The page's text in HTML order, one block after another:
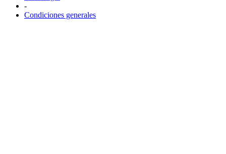
-
Condiciones generales